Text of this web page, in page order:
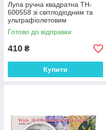
Лупа ручна квадратна TH-
600558 зі світлодіодним та
ультрафіолетовим
підсвічуванням, діаметр
60мм, збільшення 3Х
Готово до відправки
410 ₴
Купити